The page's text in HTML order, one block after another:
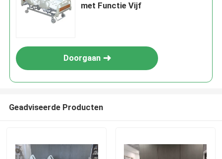
met Functie Vijf
Doorgaan
Geadviseerde Producten